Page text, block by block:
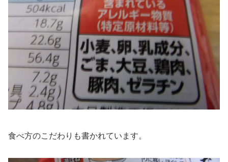
食べ方のこだわりも書かれています。